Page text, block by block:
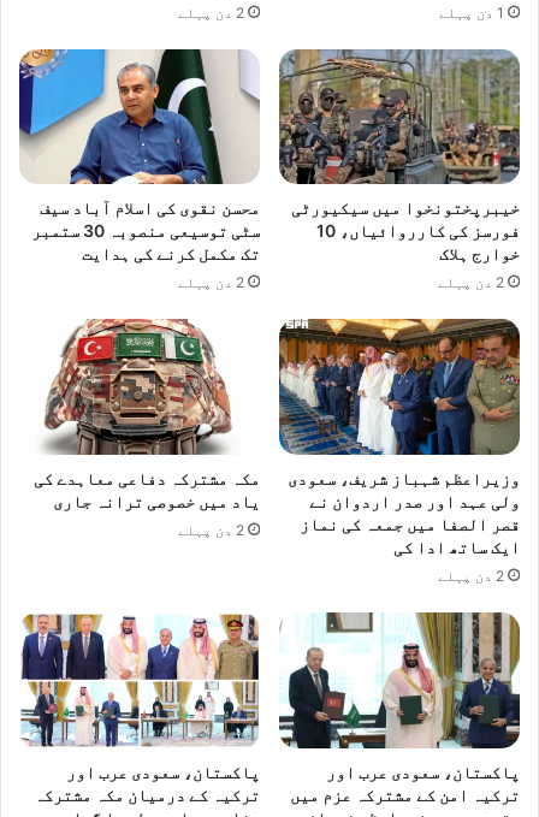
1 دن پہلے 2 دن پہلے
خیبرپختونخوا میں سیکیورٹی
فورسز کی کارروائیاں، 10
خوارج ہلاک
2 دن پہلے
محسن نقوی کی اسلام آباد سیف
سٹی توسیعی منصوبہ 30 ستمبر
تک مکمل کرنے کی ہدایت
2 دن پہلے
وزیراعظم شہباز شریف، سعودی
ولی عہد اور صدر اردوان نے
قصر الصفا میں جمعہ کی نماز
ایک ساتھ ادا کی
2 دن پہلے
مکہ مشترکہ دفاعی معاہدے کی
یاد میں خصوصی ترانہ جاری
2 دن پہلے
پاکستان، سعودی عرب اور
ترکیہ امن کے مشترکہ عزم میں
پاکستان، سعودی عرب اور
ترکیہ کے درمیان مکہ مشترکہ